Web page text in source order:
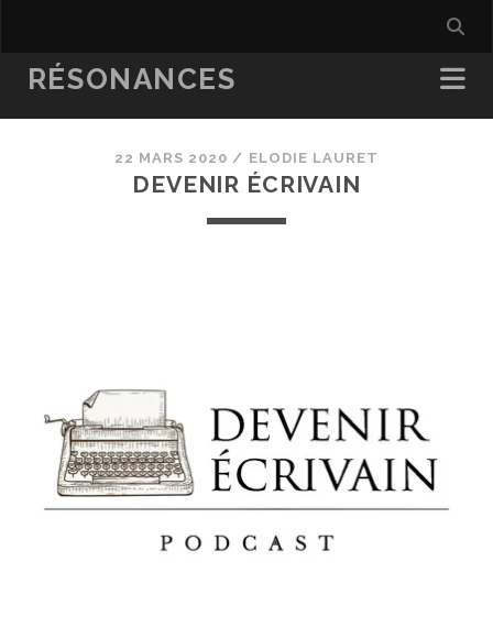
RÉSONANCES
22 MARS 2020 / ELODIE LAURET
DEVENIR ÉCRIVAIN